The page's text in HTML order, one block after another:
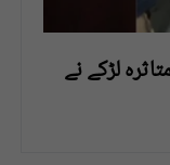
لڑکے نے